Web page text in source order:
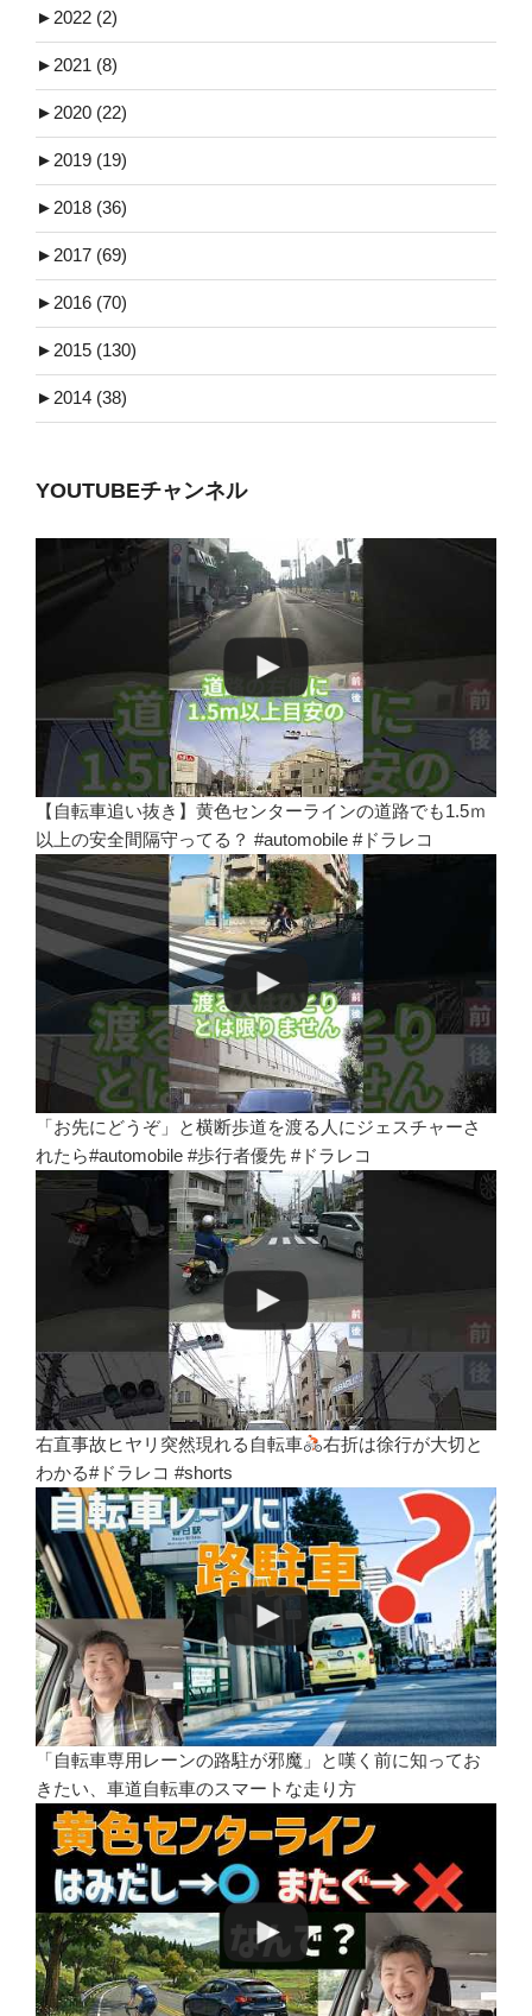
► 2022 (2)
► 2021 (8)
► 2020 (22)
► 2019 (19)
► 2018 (36)
► 2017 (69)
► 2016 (70)
► 2015 (130)
► 2014 (38)
YOUTUBEチャンネル
【自転車追い抜き】黄色センターラインの道路でも1.5ｍ
以上の安全間隔守ってる？ #automobile #ドラレコ
「お先にどうぞ」と横断歩道を渡る人にジェスチャーさ
れたら#automobile #歩行者優先 #ドラレコ
右直事故ヒヤリ突然現れる自転車
右折は徐行が大切と
わかる#ドラレコ #shorts
「自転車専用レーンの路駐が邪魔」と嘆く前に知ってお
きたい、車道自転車のスマートな走り方